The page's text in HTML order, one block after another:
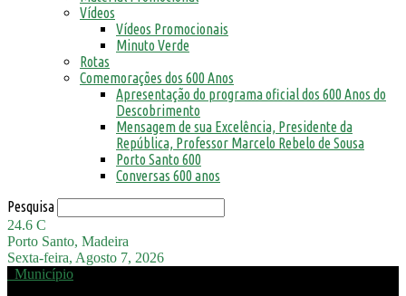
Vídeos
Vídeos Promocionais
Minuto Verde
Rotas
Comemorações dos 600 Anos
Apresentação do programa oficial dos 600 Anos do
Descobrimento
Mensagem de sua Excelência, Presidente da
República, Professor Marcelo Rebelo de Sousa
Porto Santo 600
Conversas 600 anos
Pesquisa
24.6 C
Porto Santo, Madeira
Sexta-feira, Agosto 7, 2026
Município